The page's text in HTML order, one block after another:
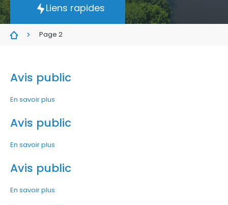
Liens rapides
Page 2
Avis public
En savoir plus
Avis public
En savoir plus
Avis public
En savoir plus